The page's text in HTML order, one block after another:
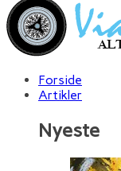
Forside
Artikler
Nyeste